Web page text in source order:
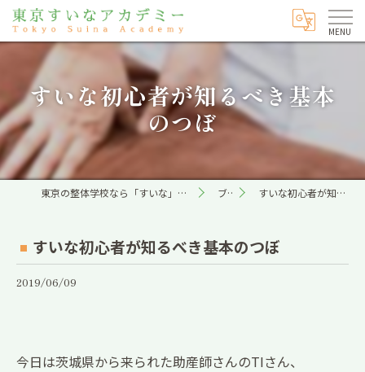
すいな初心者が知るべき基本
のつぼ
東京の整体学校なら「すいな」専門の東京すいなアカデミー ブログ すいな初心者が知るべき基本のつぼ
すいな初心者が知るべき基本のつぼ
2019/06/09
今日は茨城県から来られた助産師さんのTIさん、